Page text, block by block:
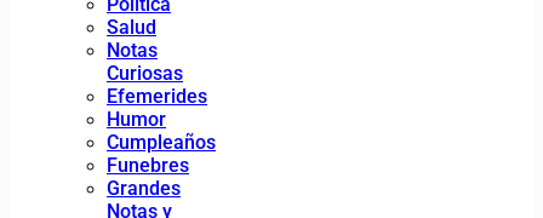
Salud
Notas
Curiosas
Efemerides
Humor
Cumpleaños
Funebres
Grandes
Notas y